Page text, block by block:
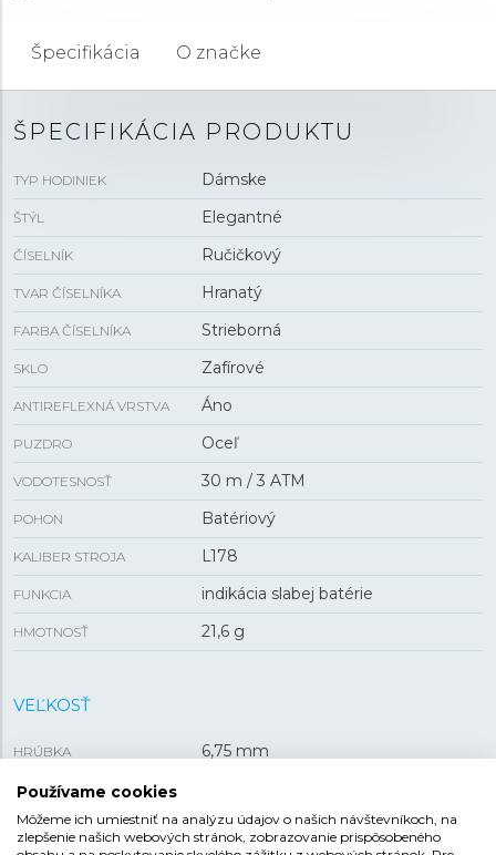
Špecifikácia O značke
ŠPECIFIKÁCIA PRODUKTU
TYP HODINIEK Dámske
ŠTÝL Elegantné
ČÍSELNÍK Ručičkový
TVAR ČÍSELNÍKA Hranatý
FARBA ČÍSELNÍKA Strieborná
SKLO Zafírové
ANTIREFLEXNÁ VRSTVA Áno
PUZDRO Oceľ
VODOTESNOSŤ 30 m / 3 ATM
POHON Batériový
KALIBER STROJA L178
FUNKCIA indikácia slabej batérie
HMOTNOSŤ 21,6 g
VEĽKOSŤ
HRÚBKA 6,75 mm
PUZDRO
Používame cookies
Môžeme ich umiestniť na analýzu údajov o našich návštevníkoch, na
zlepšenie našich webových stránok, zobrazovanie prispôsobeného